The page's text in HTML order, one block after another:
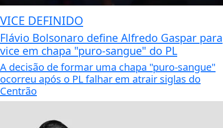
VICE DEFINIDO
Flávio Bolsonaro define Alfredo Gaspar para
vice em chapa "puro-sangue" do PL
A decisão de formar uma chapa "puro-sangue"
ocorreu após o PL falhar em atrair siglas do
Centrão